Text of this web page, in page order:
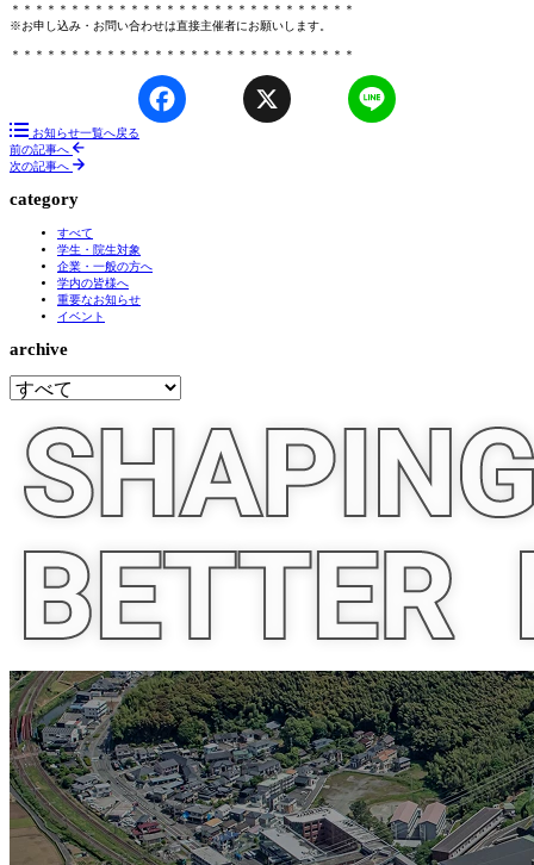
＊＊＊＊＊＊＊＊＊＊＊＊＊＊＊＊＊＊＊＊＊＊＊＊＊＊＊＊＊
※お申し込み・お問い合わせは直接主催者にお願いします。
＊＊＊＊＊＊＊＊＊＊＊＊＊＊＊＊＊＊＊＊＊＊＊＊＊＊＊＊＊
お知らせ一覧へ戻る
前の記事へ
次の記事へ
category
すべて
学生・院生対象
企業・一般の方へ
学内の皆様へ
重要なお知らせ
イベント
archive